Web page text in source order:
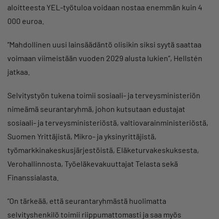
aloitteesta YEL-työtuloa voidaan nostaa enemmän kuin 4
000 euroa.
“Mahdollinen uusi lainsäädäntö olisikin siksi syytä saattaa
voimaan viimeistään vuoden 2029 alusta lukien”, Hellstén
jatkaa.
Selvitystyön tukena toimii sosiaali- ja terveysministeriön
nimeämä seurantaryhmä, johon kutsutaan edustajat
sosiaali- ja terveysministeriöstä, valtiovarainministeriöstä,
Suomen Yrittäjistä, Mikro- ja yksinyrittäjistä,
työmarkkinakeskusjärjestöistä, Eläketurvakeskuksesta,
Verohallinnosta, Työeläkevakuuttajat Telasta sekä
Finanssialasta.
“On tärkeää, että seurantaryhmästä huolimatta
selvityshenkilö toimii riippumattomasti ja saa myös